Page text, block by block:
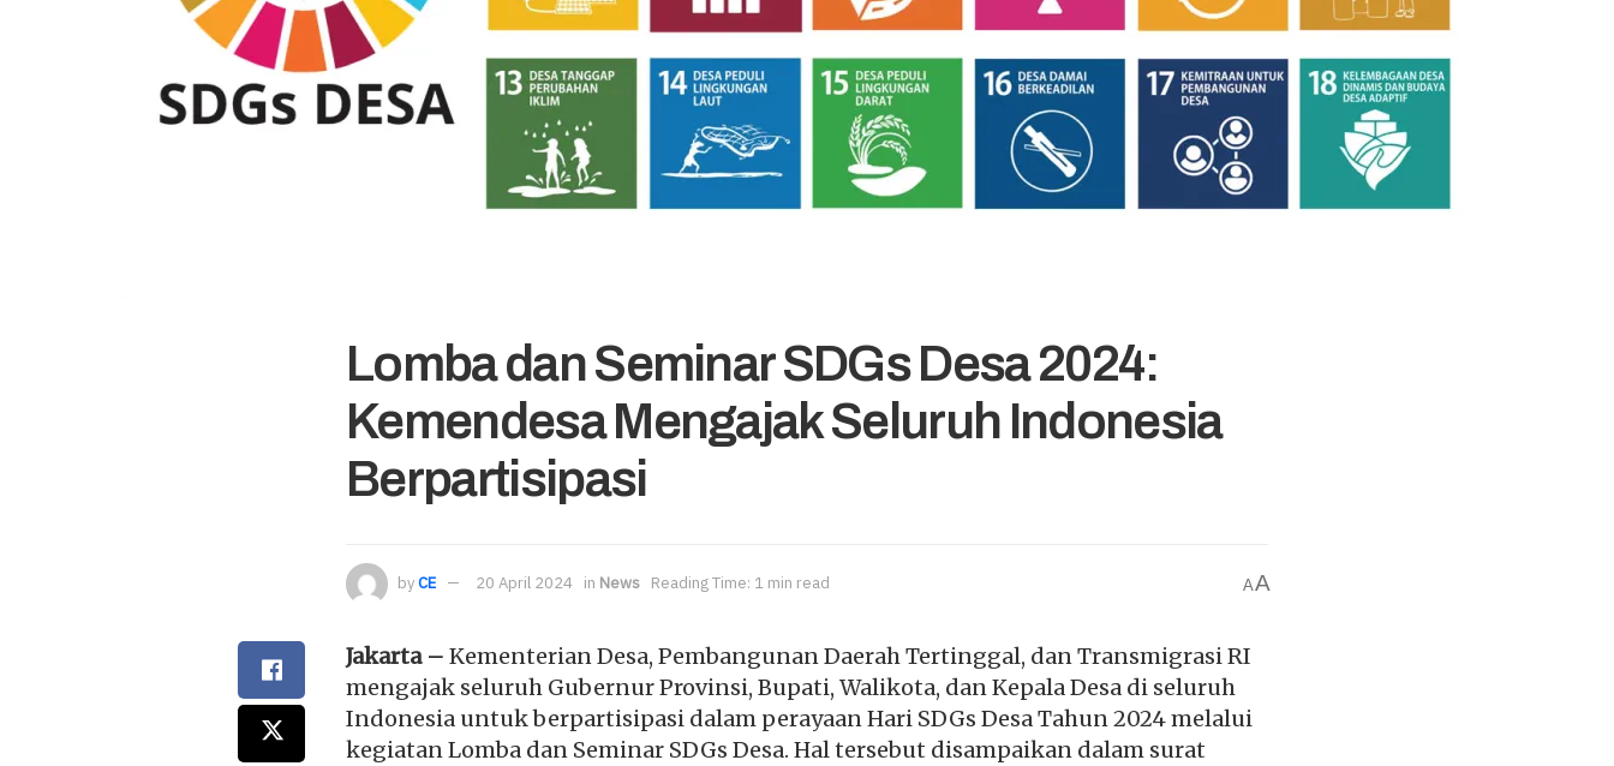
Lomba dan Seminar SDGs Desa 2024:
Kemendesa Mengajak Seluruh Indonesia
Berpartisipasi
byCE 20 April 2024 in News Reading Time: 1 min read AA
Jakarta – Kementerian Desa, Pembangunan Daerah Tertinggal, dan Transmigrasi RI
mengajak seluruh Gubernur Provinsi, Bupati, Walikota, dan Kepala Desa di seluruh
Indonesia untuk berpartisipasi dalam perayaan Hari SDGs Desa Tahun 2024 melalui
kegiatan Lomba dan Seminar SDGs Desa. Hal tersebut disampaikan dalam surat